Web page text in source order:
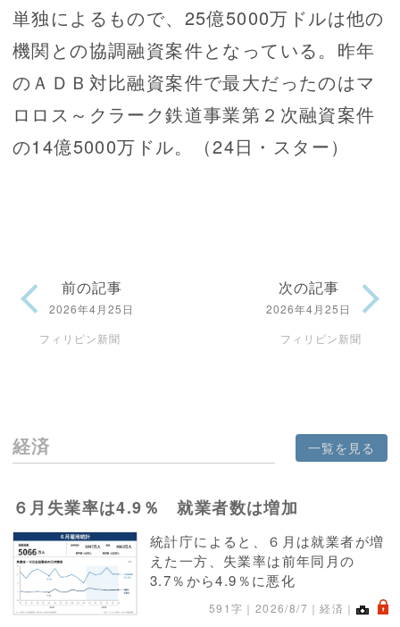
単独によるもので、25億5000万ドルは他の
機関との協調融資案件となっている。昨年
のＡＤＢ対比融資案件で最大だったのはマ
ロロス～クラーク鉄道事業第２次融資案件
の14億5000万ドル。（24日・スター）
前の記事
2026年4月25日
フィリピン新聞
次の記事
2026年4月25日
フィリピン新聞
経済 一覧を見る
６月失業率は4.9％ 就業者数は増加
統計庁によると、６月は就業者が増
えた一方、失業率は前年同月の
3.7％から4.9％に悪化
591字｜ 2026/8/7 ｜経済｜ .